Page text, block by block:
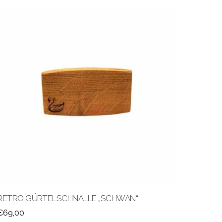
GÜRTELSCHNALLE „SCHWAN“
69,00